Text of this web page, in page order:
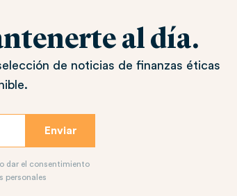
al día.
de noticias de finanzas éticas
dar el consentimiento
personales